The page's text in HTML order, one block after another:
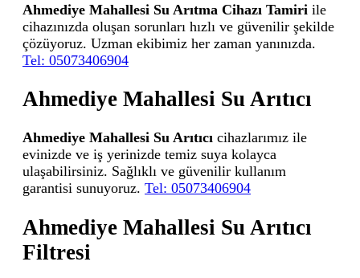
Ahmediye Mahallesi Su Arıtma Cihazı Tamiri ile
cihazınızda oluşan sorunları hızlı ve güvenilir şekilde
çözüyoruz. Uzman ekibimiz her zaman yanınızda.
Tel: 05073406904
Ahmediye Mahallesi Su Arıtıcı
Ahmediye Mahallesi Su Arıtıcı cihazlarımız ile
evinizde ve iş yerinizde temiz suya kolayca
ulaşabilirsiniz. Sağlıklı ve güvenilir kullanım
garantisi sunuyoruz. Tel: 05073406904
Ahmediye Mahallesi Su Arıtıcı
Filtresi